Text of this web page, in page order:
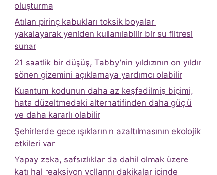
oluşturma
Atılan pirinç kabukları toksik boyaları
yakalayarak yeniden kullanılabilir bir su filtresi
sunar
21 saatlik bir düşüş, Tabby’nin yıldızının on yıldır
sönen gizemini açıklamaya yardımcı olabilir
Kuantum kodunun daha az keşfedilmiş biçimi,
hata düzeltmedeki alternatifinden daha güçlü
ve daha kararlı olabilir
Şehirlerde gece ışıklarının azaltılmasının ekolojik
etkileri var
Yapay zeka, safsızlıklar da dahil olmak üzere
katı hal reaksiyon yollarını dakikalar içinde